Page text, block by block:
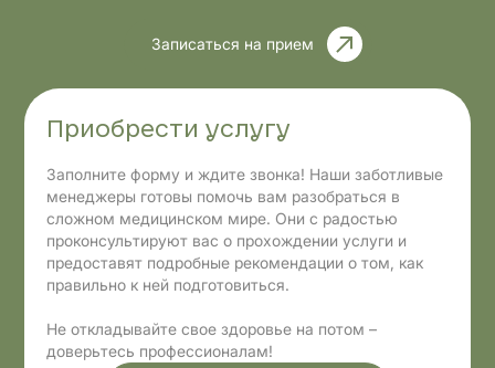
Записаться на прием
Приобрести услугу
Заполните форму и ждите звонка! Наши заботливые
менеджеры готовы помочь вам разобраться в
сложном медицинском мире. Они с радостью
проконсультируют вас о прохождении услуги и
предоставят подробные рекомендации о том, как
правильно к ней подготовиться.
Не откладывайте свое здоровье на потом –
доверьтесь профессионалам!